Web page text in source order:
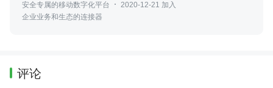
安全专属的移动数字化平台
2020-12-21 加入
企业业务和生态的连接器
评论